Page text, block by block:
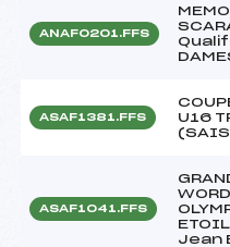
ANAF0201.FFS
ASAF1381.FFS
U16
ASAF1041.FFS
Jean